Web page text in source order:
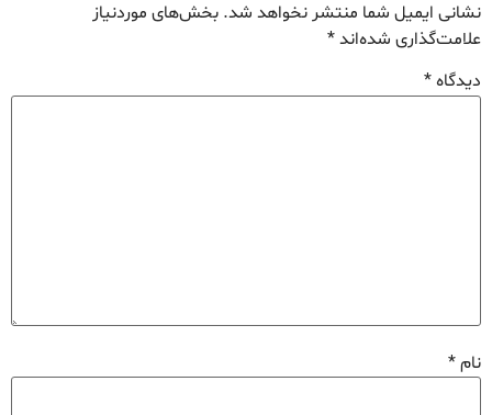
نشانی ایمیل شما منتشر نخواهد شد. بخش‌های موردنیاز
علامت‌گذاری شده‌اند*
دیدگاه*
نام*